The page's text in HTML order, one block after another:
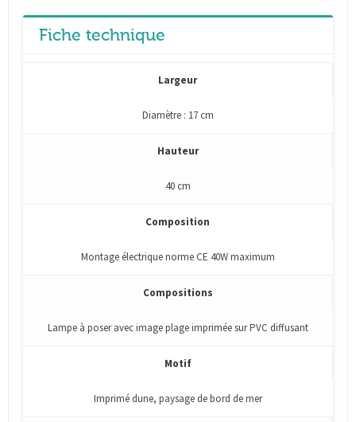
Fiche technique
Largeur
Diamètre : 17 cm
Hauteur
40 cm
Composition
Montage électrique norme CE 40W maximum
Compositions
Lampe à poser avec image plage imprimée sur PVC diffusant
Motif
Imprimé dune, paysage de bord de mer